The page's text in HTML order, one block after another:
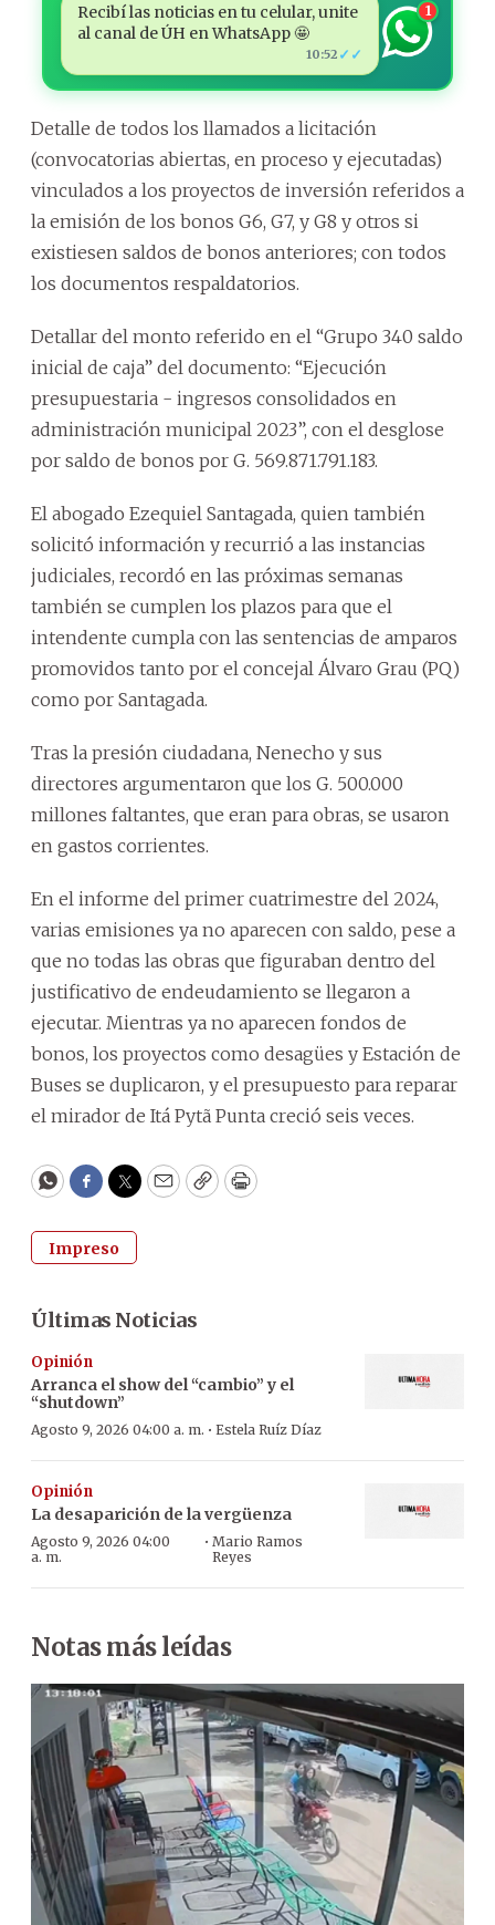
Recibí las noticias en tu celular, unite
al canal de ÚH en WhatsApp 🤩
10:52 ✓✓
1
Detalle de todos los llamados a licitación
(convocatorias abiertas, en proceso y ejecutadas)
vinculados a los proyectos de inversión referidos a
la emisión de los bonos G6, G7, y G8 y otros si
existiesen saldos de bonos anteriores; con todos
los documentos respaldatorios.
Detallar del monto referido en el “Grupo 340 saldo
inicial de caja” del documento: “Ejecución
presupuestaria - ingresos consolidados en
administración municipal 2023”, con el desglose
por saldo de bonos por G. 569.871.791.183.
El abogado Ezequiel Santagada, quien también
solicitó información y recurrió a las instancias
judiciales, recordó en las próximas semanas
también se cumplen los plazos para que el
intendente cumpla con las sentencias de amparos
promovidos tanto por el concejal Álvaro Grau (PQ)
como por Santagada.
Tras la presión ciudadana, Nenecho y sus
directores argumentaron que los G. 500.000
millones faltantes, que eran para obras, se usaron
en gastos corrientes.
En el informe del primer cuatrimestre del 2024,
varias emisiones ya no aparecen con saldo, pese a
que no todas las obras que figuraban dentro del
justificativo de endeudamiento se llegaron a
ejecutar. Mientras ya no aparecen fondos de
bonos, los proyectos como desagües y Estación de
Buses se duplicaron, y el presupuesto para reparar
el mirador de Itá Pytã Punta creció seis veces.
WhatsApp
Facebook
Twitter
EmailCopyPrint
Impreso
Últimas Noticias
Opinión
Arranca el show del “cambio” y el
“shutdown”
Agosto 9, 2026 04:00 a. m. · Estela Ruíz Díaz
Opinión
La desaparición de la vergüenza
Agosto 9, 2026 04:00
a. m.
· Mario Ramos
Reyes
Notas más leídas